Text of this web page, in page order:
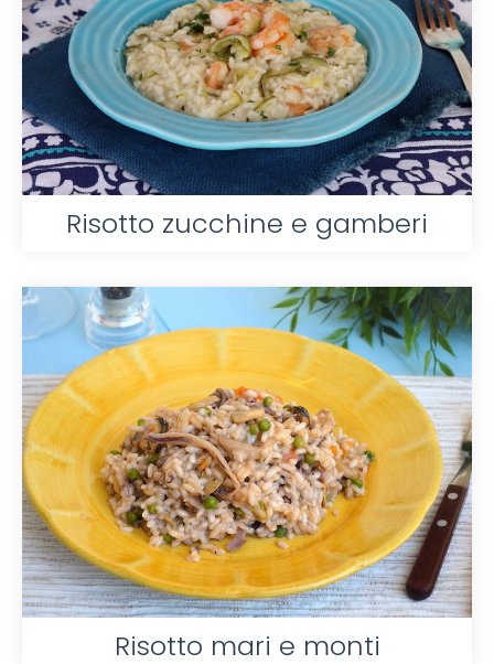
Risotto zucchine e gamberi
Risotto mari e monti